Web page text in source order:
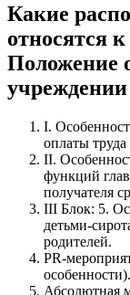
Какие
относятся
Положение
учреждении
I.
оплаты
II.
функций
получателя
III Блок: 5.
детьми-
родителей.
PR-
особенности).
Абсолютная